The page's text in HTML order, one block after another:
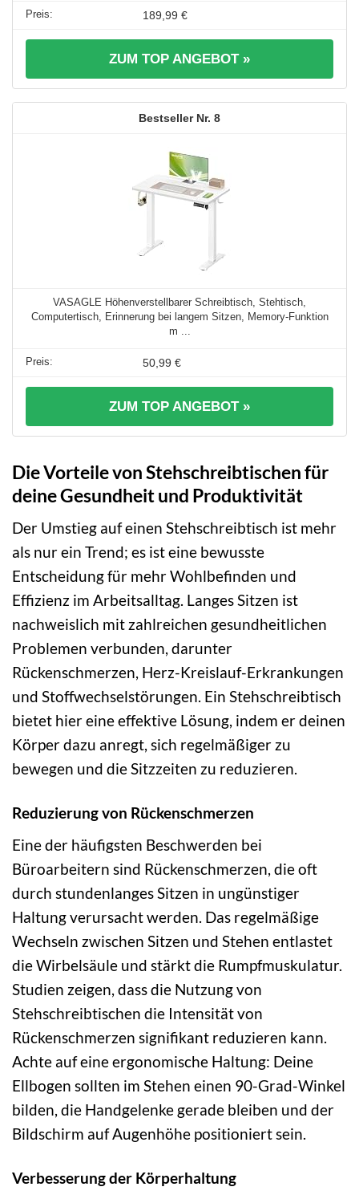
189,99 €
ZUM TOP ANGEBOT »
8
VASAGLE Höhenverstellbarer Schreibtisch, Stehtisch,
Computertisch, Erinnerung bei langem Sitzen, Memory-Funktion
m ...
50,99 €
ZUM TOP ANGEBOT »
Die Vorteile von Stehschreibtischen für
deine Gesundheit und Produktivität
Der Umstieg auf einen Stehschreibtisch ist mehr
als nur ein Trend; es ist eine bewusste
Entscheidung für mehr Wohlbefinden und
Effizienz im Arbeitsalltag. Langes Sitzen ist
nachweislich mit zahlreichen gesundheitlichen
Problemen verbunden, darunter
Rückenschmerzen, Herz-Kreislauf-Erkrankungen
und Stoffwechselstörungen. Ein Stehschreibtisch
bietet hier eine effektive Lösung, indem er deinen
Körper dazu anregt, sich regelmäßiger zu
bewegen und die Sitzzeiten zu reduzieren.
Reduzierung von Rückenschmerzen
Eine der häufigsten Beschwerden bei
Büroarbeitern sind Rückenschmerzen, die oft
durch stundenlanges Sitzen in ungünstiger
Haltung verursacht werden. Das regelmäßige
Wechseln zwischen Sitzen und Stehen entlastet
die Wirbelsäule und stärkt die Rumpfmuskulatur.
Studien zeigen, dass die Nutzung von
Stehschreibtischen die Intensität von
Rückenschmerzen signifikant reduzieren kann.
Achte auf eine ergonomische Haltung: Deine
Ellbogen sollten im Stehen einen 90-Grad-Winkel
bilden, die Handgelenke gerade bleiben und der
Bildschirm auf Augenhöhe positioniert sein.
Verbesserung der Körperhaltung